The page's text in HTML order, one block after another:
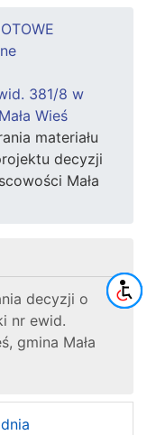
381/8 w
Wieś
materiału
decyzji
Mała
decyzji o
nr ewid.
gmina Mała